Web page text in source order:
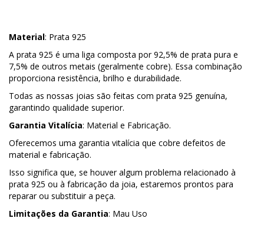
Material: Prata 925
A prata 925 é uma liga composta por 92,5% de prata pura e
7,5% de outros metais (geralmente cobre). Essa combinação
proporciona resistência, brilho e durabilidade.
Todas as nossas joias são feitas com prata 925 genuína,
garantindo qualidade superior.
Garantia Vitalícia: Material e Fabricação.
Oferecemos uma garantia vitalícia que cobre defeitos de
material e fabricação.
Isso significa que, se houver algum problema relacionado à
prata 925 ou à fabricação da joia, estaremos prontos para
reparar ou substituir a peça.
Limitações da Garantia: Mau Uso